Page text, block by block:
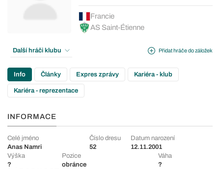
Francie
AS Saint-Étienne
Přidat hráče do záložek
Další hráči klubu
Info Články Expres zprávy Kariéra - klub
Kariéra - reprezentace
INFORMACE
Celé jméno
Anas Namri
Číslo dresu
52
Datum narození
12.11.2001
Výška
?
Pozice
obránce
Váha
?